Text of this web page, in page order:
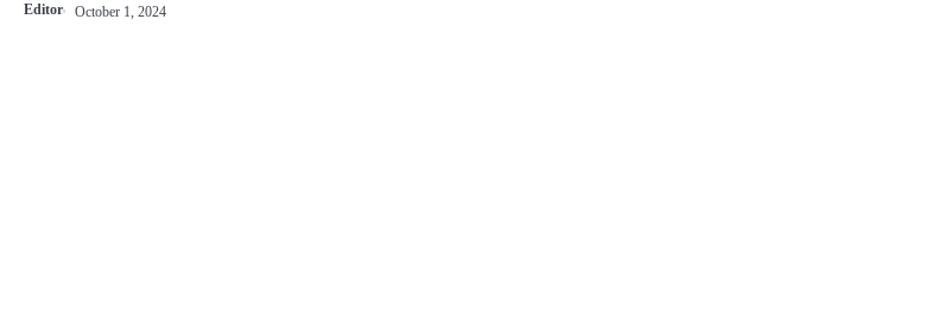
Editor October 1, 2024